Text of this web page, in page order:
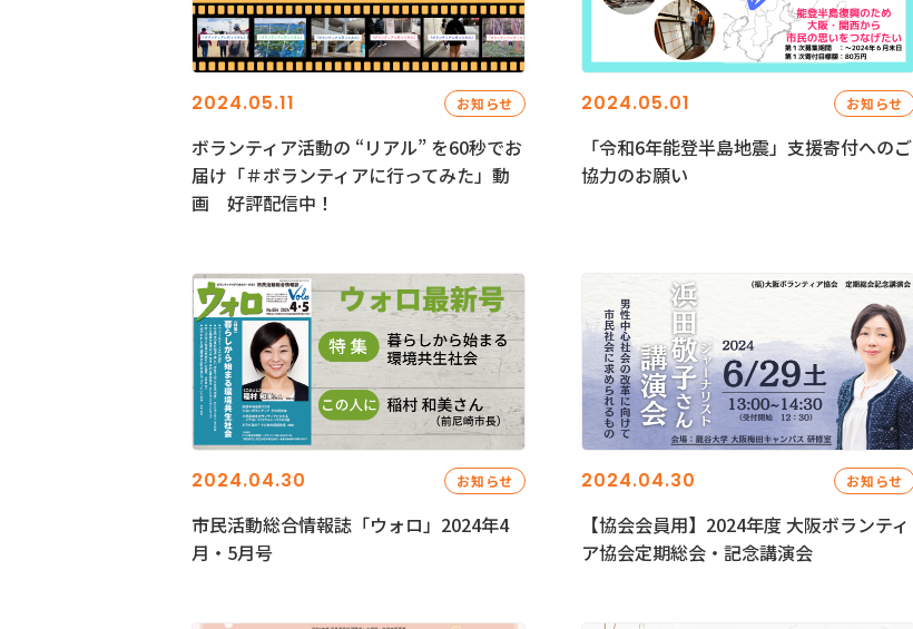
2024.05.11 お知らせ
ボランティア活動の “リアル” を60秒でお
届け「＃ボランティアに行ってみた」動
画 好評配信中！
2024.05.01 お知らせ
「令和6年能登半島地震」支援寄付へのご
協力のお願い
2024.04.30 お知らせ
市民活動総合情報誌「ウォロ」2024年4
月・5月号
2024.04.30 お知らせ
【協会会員用】2024年度 大阪ボランティ
ア協会定期総会・記念講演会